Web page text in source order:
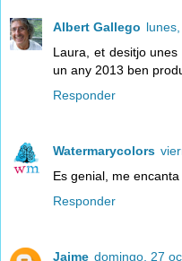
Albert Gallego
Laura, et desitjo
un any 2013 ben
Responder
Watermarycolors
Es genial, me
Responder
Jaime domingo, 27